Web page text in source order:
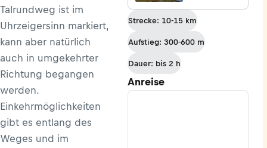
Talrundweg ist im
Uhrzeigersinn markiert,
kann aber natürlich
auch in umgekehrter
Richtung begangen
werden.
Einkehrmöglichkeiten
gibt es entlang des
Weges und im
Innerfragant
- Mallnitz
Strecke: 10-15 km
Aufstieg: 300-600 m
Dauer: bis 2 h
Anreise